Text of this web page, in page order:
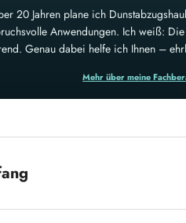
20 Jahren plane ich
Anwendungen. Ich weiß:
Genau dabei helfe ich Ihnen –
Mehr über meine